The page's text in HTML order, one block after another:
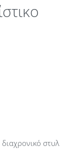
στυλ